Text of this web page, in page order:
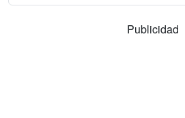
Publicidad